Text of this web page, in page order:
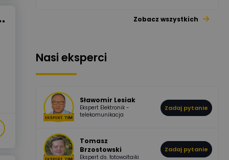
Pawel02 955 374
boss 532 714
Zobacz wszystkich
Nasi eksperci
Sławomir Lesiak
Ekspert Elektronik -
telekomunikacja
Zadaj pytanie
Tomasz
Brzostowski
Ekspert ds. fotowoltaiki
Zadaj pytanie